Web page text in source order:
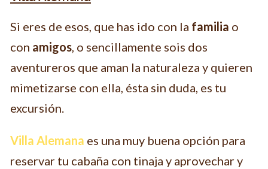
Si eres de esos, que has ido con la familia o
con amigos, o sencillamente sois dos
aventureros que aman la naturaleza y quieren
mimetizarse con ella, ésta sin duda, es tu
excursión.
Villa Alemana es una muy buena opción para
reservar tu cabaña con tinaja y aprovechar y